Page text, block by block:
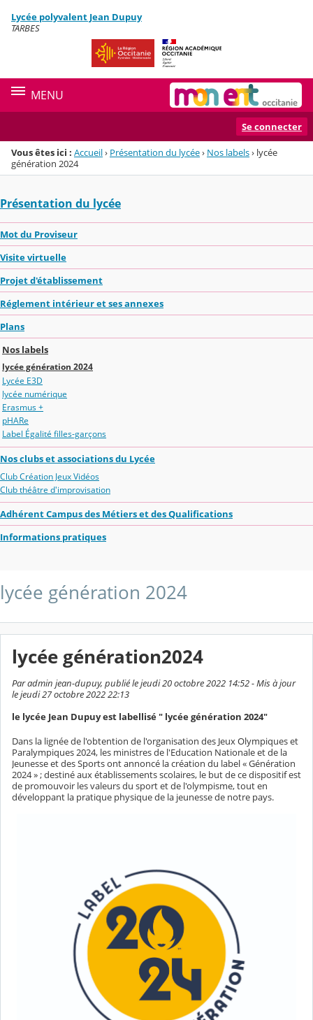
Menu de la rubrique
Contenu
Lycée polyvalent Jean Dupuy
TARBES
MENU
Se connecter
Vous êtes ici : Accueil› Présentation du lycée› Nos labels› lycée
génération 2024
Présentation du lycée
Mot du Proviseur
Visite virtuelle
Projet d'établissement
Réglement intérieur et ses annexes
Plans
Nos labels
lycée génération 2024
Lycée E3D
lycée numérique
Erasmus +
pHARe
Label Égalité filles-garçons
Nos clubs et associations du Lycée
Club Création Jeux Vidéos
Club théâtre d'improvisation
Adhérent Campus des Métiers et des Qualifications
Informations pratiques
lycée génération 2024
lycée génération2024
Par admin jean-dupuy, publié le jeudi 20 octobre 2022 14:52 - Mis à jour
le jeudi 27 octobre 2022 22:13
le lycée Jean Dupuy est labellisé " lycée génération 2024"
Dans la lignée de l'obtention de l'organisation des Jeux Olympiques et
Paralympiques 2024, les ministres de l'Education Nationale et de la
Jeunesse et des Sports ont annoncé la création du label « Génération
2024 » ; destiné aux établissements scolaires, le but de ce dispositif est
de promouvoir les valeurs du sport et de l'olympisme, tout en
développant la pratique physique de la jeunesse de notre pays.